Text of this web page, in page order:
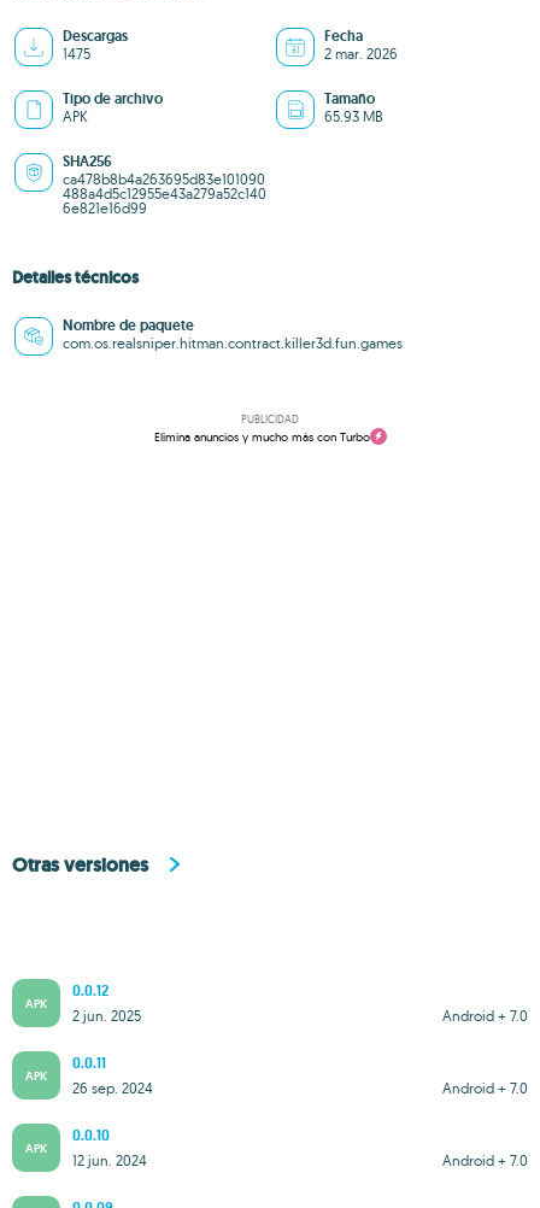
Descargas
1475
Fecha
2 mar. 2026
Tipo de archivo
APK
Tamaño
65.93 MB
SHA256
ca478b8b4a263695d83e101090
488a4d5c12955e43a279a52c140
6e821e16d99
Detalles técnicos
Nombre de paquete
com.os.realsniper.hitman.contract.killer3d.fun.games
PUBLICIDAD
Elimina anuncios y mucho más con Turbo
Otras versiones
APK
0.0.12
Android + 7.0
2 jun. 2025
APK
0.0.11
Android + 7.0
26 sep. 2024
APK
0.0.10
Android + 7.0
12 jun. 2024